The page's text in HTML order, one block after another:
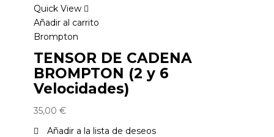
Quick View
Añadir al carrito
Brompton
TENSOR DE CADENA
BROMPTON (2 y 6
Velocidades)
35,00 €
Añadir a la lista de deseos